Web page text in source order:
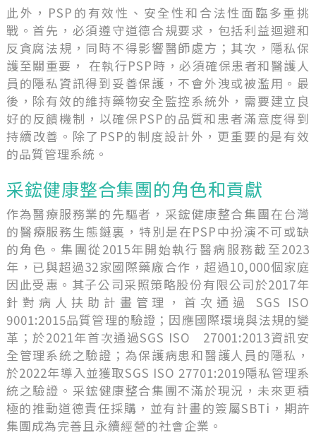
此外，PSP的有效性、安全性和合法性面臨多重挑
戰。首先，必須遵守道德合規要求，包括利益迴避和
反貪腐法規，同時不得影響醫師處方；其次，隱私保
護至關重要， 在執行PSP時，必須確保患者和醫護人
員的隱私資訊得到妥善保護，不會外洩或被濫用。最
後，除有效的維持藥物安全監控系統外，需要建立良
好的反饋機制，以確保PSP的品質和患者滿意度得到
持續改善。除了PSP的制度設計外，更重要的是有效
的品質管理系統。
采鋐健康整合集團的角色和貢獻
作為醫療服務業的先驅者，采鋐健康整合集團在台灣
的醫療服務生態鏈裏，特別是在PSP中扮演不可或缺
的角色。集團從2015年開始執行醫病服務截至2023
年，已與超過32家國際藥廠合作，超過10,000個家庭
因此受惠。其子公司采照策略股份有限公司於2017年
針對病人扶助計畫管理，首次通過 SGS ISO
9001:2015品質管理的驗證；因應國際環境與法規的變
革；於2021年首次通過SGS ISOﾠ27001:2013資訊安
全管理系統之驗證；為保護病患和醫護人員的隱私，
於2022年導入並獲取SGS ISO 27701:2019隱私管理系
統之驗證。采鋐健康整合集團不滿於現況，未來更積
極的推動道德責任採購，並有計畫的簽屬SBTi，期許
集團成為完善且永續經營的社會企業。